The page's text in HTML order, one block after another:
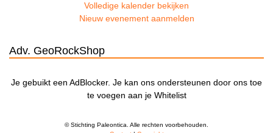
Volledige kalender bekijken
Nieuw evenement aanmelden
Adv. GeoRockShop
Je gebuikt een AdBlocker. Je kan ons ondersteunen door ons toe
te voegen aan je Whitelist
© Stichting Paleontica. Alle rechten voorbehouden.